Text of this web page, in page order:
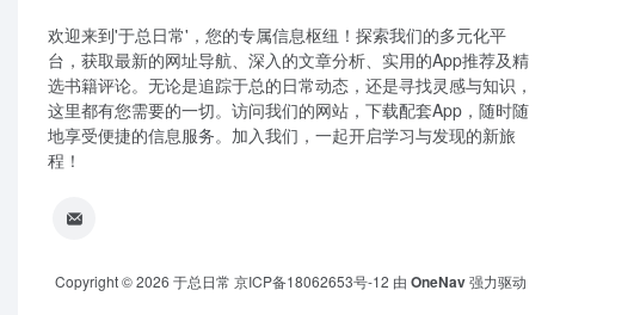
欢迎来到'于总日常'，您的专属信息枢纽！探索我们的多元化平
台，获取最新的网址导航、深入的文章分析、实用的App推荐及精
选书籍评论。无论是追踪于总的日常动态，还是寻找灵感与知识，
这里都有您需要的一切。访问我们的网站，下载配套App，随时随
地享受便捷的信息服务。加入我们，一起开启学习与发现的新旅
程！
Copyright © 2026 于总日常 京ICP备18062653号-12 由 OneNav强力驱动